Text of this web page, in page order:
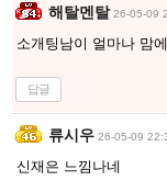
해탈멘탈 26-05-09
소개팅남이 얼마나 맘
답글
류시우 26-05-09
신재은 느낌나네